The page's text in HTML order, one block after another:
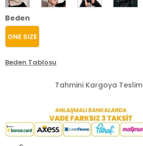
Beden
ONE SIZE
Beden Tablosu
Tahmini Kargoya Teslim